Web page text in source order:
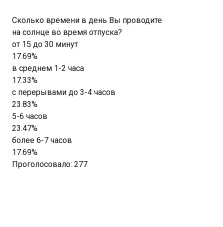
Сколько времени в день Вы проводите
на солнце во время отпуска?
от 15 до 30 минут
17.69%
в среднем 1-2 часа
17.33%
с перерывами до 3-4 часов
23.83%
5-6 часов
23.47%
более 6-7 часов
17.69%
Проголосовало: 277